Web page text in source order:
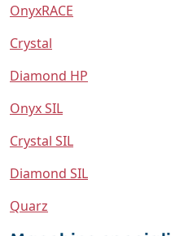
OnyxRACE
Crystal
Diamond HP
Onyx SIL
Crystal SIL
Diamond SIL
Quarz